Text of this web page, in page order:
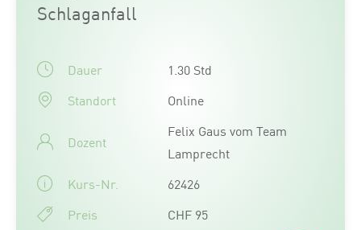
Schlaganfall
Dauer
1.30 Std
Standort
Online
Dozent
Felix Gaus vom Team
Lamprecht
Kurs-Nr.
62426
Preis
CHF 95